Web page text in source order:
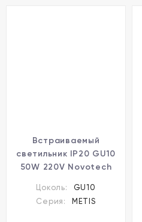
Встраиваемый
светильник IP20 GU10
50W 220V Novotech
Цоколь:
GU10
Серия:
METIS